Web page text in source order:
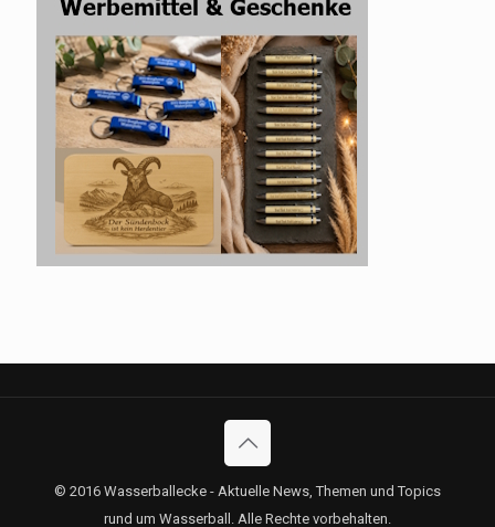
© 2016 Wasserballecke - Aktuelle News, Themen und Topics
rund um Wasserball. Alle Rechte vorbehalten.